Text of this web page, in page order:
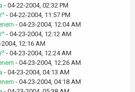
- 04-22-2004, 02:32 PM
- 04-22-2004, 11:57 PM
- 04-23-2004, 12:04 AM
- 04-23-2004, 12:12 AM
2004, 12:16 AM
- 04-23-2004, 12:24 AM
- 04-23-2004, 12:26 AM
- 04-23-2004, 04:13 AM
- 04-23-2004, 04:18 AM